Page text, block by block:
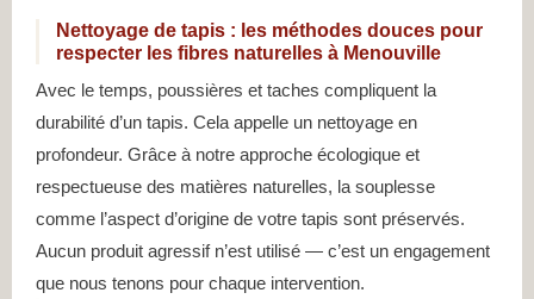
Nettoyage de tapis : les méthodes douces pour
respecter les fibres naturelles à Menouville
Avec le temps, poussières et taches compliquent la
durabilité d’un tapis. Cela appelle un nettoyage en
profondeur. Grâce à notre approche écologique et
respectueuse des matières naturelles, la souplesse
comme l’aspect d’origine de votre tapis sont préservés.
Aucun produit agressif n’est utilisé — c’est un engagement
que nous tenons pour chaque intervention.